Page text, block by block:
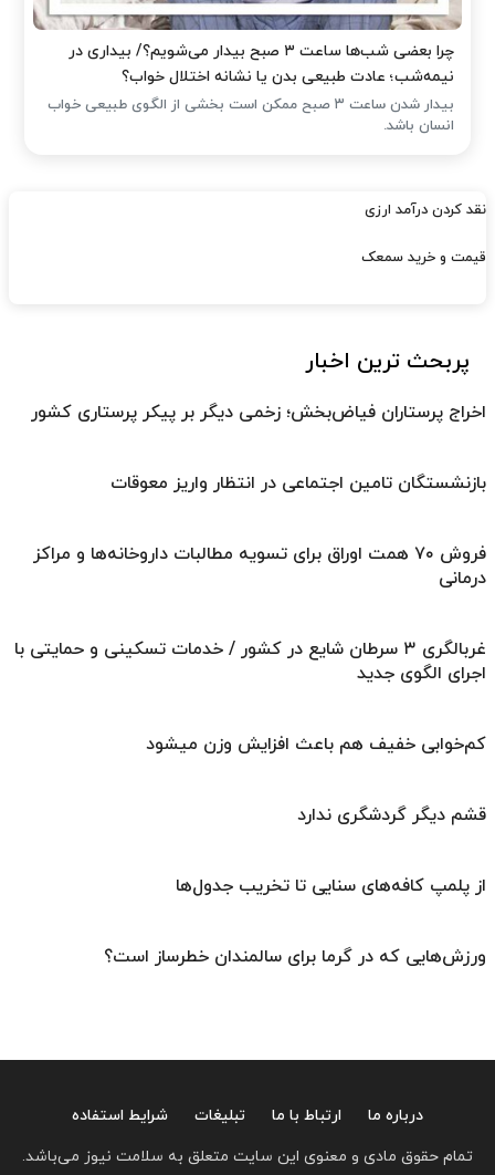
چرا بعضی شب‌ها ساعت ۳ صبح بیدار می‌شویم؟/ بیداری در
نیمه‌شب؛ عادت طبیعی بدن یا نشانه اختلال خواب؟
بیدار شدن ساعت ۳ صبح ممکن است بخشی از الگوی طبیعی خواب
انسان باشد.
نقد کردن درآمد ارزی
قیمت و خرید سمعک
پربحث ترین اخبار
اخراج پرستاران فیاض‌بخش؛ زخمی دیگر بر پیکر پرستاری کشور
بازنشستگان تامین اجتماعی در انتظار واریز معوقات
فروش ۷۰ همت اوراق برای تسویه مطالبات داروخانه‌ها و مراکز
درمانی
غربالگری ۳ سرطان شایع در کشور / خدمات تسکینی و حمایتی با
اجرای الگوی جدید
کم‌خوابی خفیف هم باعث افزایش وزن میشود
قشم دیگر گردشگری ندارد
از پلمپ کافه‌های سنایی تا تخریب جدول‌ها
ورزش‌هایی که در گرما برای سالمندان خطرساز است؟
درباره ما ارتباط با ما تبلیغات
شرایط استفاده
تمام حقوق مادی و معنوی این سایت متعلق به سلامت نیوز می‌باشد.